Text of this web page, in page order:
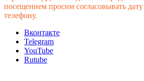
посещением просим согласовывать
телефону.
Вконтакте
Telegram
YouTube
Rutube